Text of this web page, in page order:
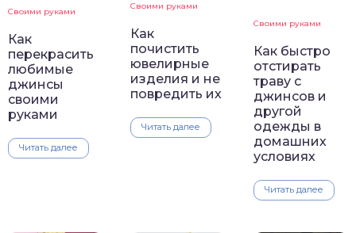
Своими руками
Как
перекрасить
любимые
джинсы
своими
руками
Читать далее
Своими руками
Как
почистить
ювелирные
изделия и не
повредить их
Читать далее
Своими руками
Как быстро
отстирать
траву с
джинсов и
другой
одежды в
домашних
условиях
Читать далее